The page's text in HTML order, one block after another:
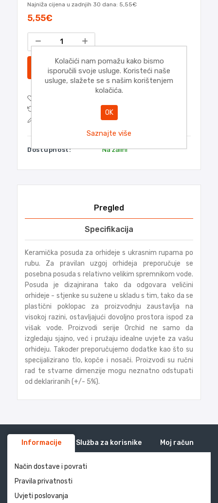
Najniža cijena u zadnjih 30 dana: 5,55€
5,55€
DODATI
DODAJTE POPISU ZA USPOREDBU
POŠALJITE E-MAIL PRIJATELJU
Dostupnost: Na zalihi
Pregled
Specifikacija
Keramička posuda za orhideje s ukrasnim rupama po
rubu. Za pravilan uzgoj orhideja preporučuje se
posebna posuda s relativno velikim spremnikom vode.
Posuda je dizajnirana tako da odgovara veličini
orhideje - stjenke su sužene u skladu s tim, tako da se
plastični poklopac za proizvodnju zaustavlja na
visokoj razini, ostavljajući dovoljno prostora ispod za
višak vode. Proizvodi serije Orchid ne samo da
izgledaju sjajno, već i pružaju idealne uvjete za vašu
orhideju. Također preporučujemo dodatke kao što su
specijalizirano tlo, kopče i nosači. Proizvodi su ručni
rad te stvarne dimenzije mogu neznatno odstupati
od deklariranih (+/- 5%).
Informacije Služba za korisnike Moj račun
Način dostave i povrati
Pravila privatnosti
Uvjeti poslovanja
Kolačići nam pomažu kako bismo
isporučili svoje usluge. Koristeći naše
usluge, slažete se s našim korištenjem
kolačića.
OK
Saznajte više